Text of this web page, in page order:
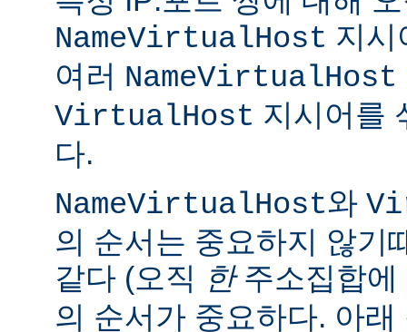
NameVirtualHost 지시
여러 NameVirtualHost
VirtualHost 지시어를
다.
NameVirtualHost와
의 순서는 중요하지 않기
같다 (오직 한주소집합
의 순서가 중요하다. 아래